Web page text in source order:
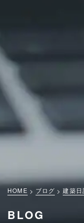
HOME ブログ 建築日
BLOG